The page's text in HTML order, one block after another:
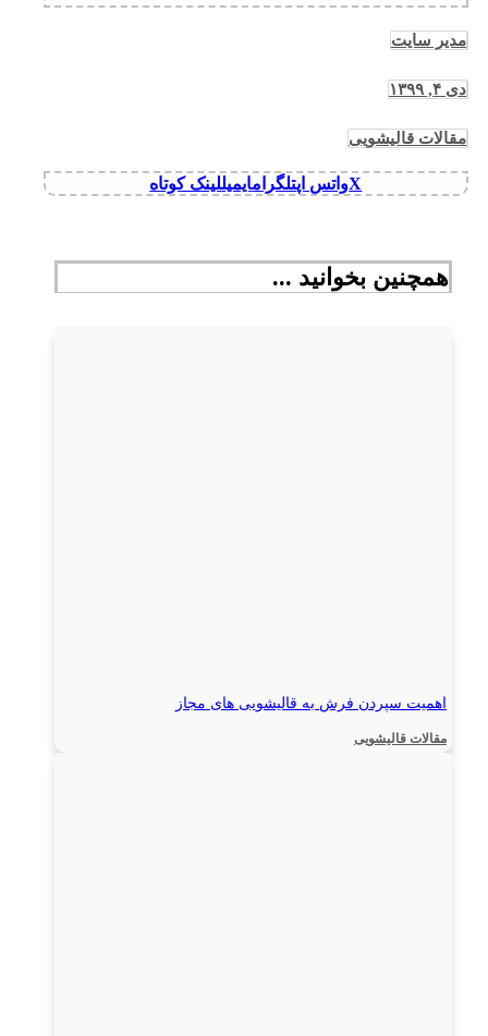
مدیر سایت
دی ۴, ۱۳۹۹
مقالات قالیشویی
Xواتس اپتلگرامایمیللینک کوتاه
همچنین بخوانید ...
اهمیت سپردن فرش به قالیشویی های مجاز
مقالات قالیشویی